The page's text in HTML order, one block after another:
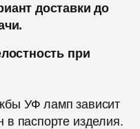
доставки до
при
УФ ламп зависит
в паспорте изделия.